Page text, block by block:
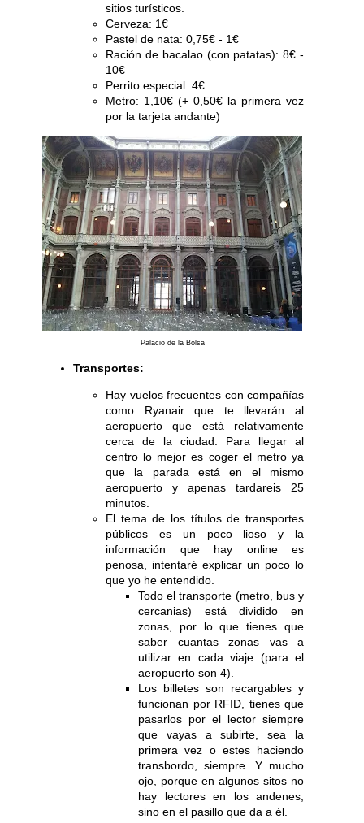
sitios turísticos.
Cerveza: 1€
Pastel de nata: 0,75€ - 1€
Ración de bacalao (con patatas): 8€ -
10€
Perrito especial: 4€
Metro: 1,10€ (+ 0,50€ la primera vez
por la tarjeta andante)
Palacio de la Bolsa
Transportes:
Hay vuelos frecuentes con compañías
como Ryanair que te llevarán al
aeropuerto que está relativamente
cerca de la ciudad. Para llegar al
centro lo mejor es coger el metro ya
que la parada está en el mismo
aeropuerto y apenas tardareis 25
minutos.
El tema de los títulos de transportes
públicos es un poco lioso y la
información que hay online es
penosa, intentaré explicar un poco lo
que yo he entendido.
Todo el transporte (metro, bus y
cercanias) está dividido en
zonas, por lo que tienes que
saber cuantas zonas vas a
utilizar en cada viaje (para el
aeropuerto son 4).
Los billetes son recargables y
funcionan por RFID, tienes que
pasarlos por el lector siempre
que vayas a subirte, sea la
primera vez o estes haciendo
transbordo, siempre. Y mucho
ojo, porque en algunos sitos no
hay lectores en los andenes,
sino en el pasillo que da a él.